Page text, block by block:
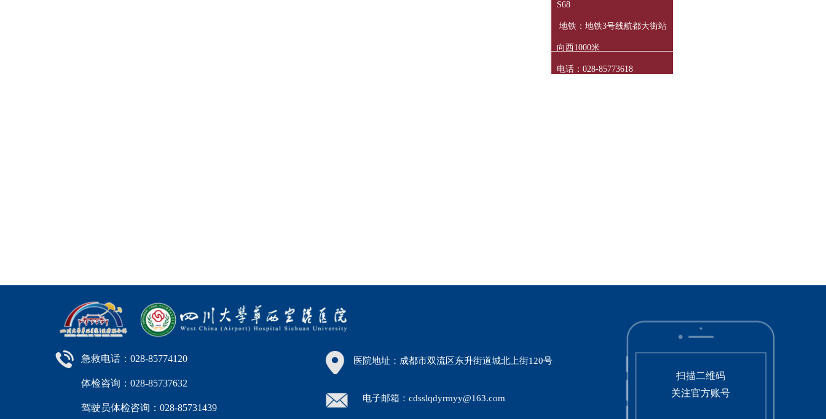
S68
地铁：地铁3号线航都大街站
向西1000米
电话：028-85773618
医院地址：成都市双流区东升街道城北上街120号
电子邮箱：cdsslqdyrmyy@163.com
扫描二维码
关注官方账号
急救电话：028-85774120
体检咨询：028-85737632
驾驶员体检咨询：028-85731439